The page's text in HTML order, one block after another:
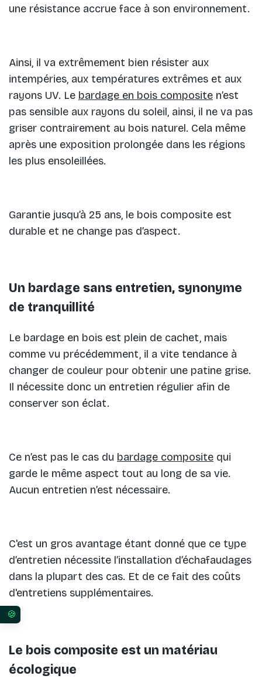
une résistance accrue face à son environnement.
Ainsi, il va extrêmement bien résister aux
intempéries, aux températures extrêmes et aux
rayons UV. Le bardage en bois composite n’est
pas sensible aux rayons du soleil, ainsi, il ne va pas
griser contrairement au bois naturel. Cela même
après une exposition prolongée dans les régions
les plus ensoleillées.
Garantie jusqu’à 25 ans, le bois composite est
durable et ne change pas d’aspect.
Un bardage sans entretien, synonyme
de tranquillité
Le bardage en bois est plein de cachet, mais
comme vu précédemment, il a vite tendance à
changer de couleur pour obtenir une patine grise.
Il nécessite donc un entretien régulier afin de
conserver son éclat.
Ce n’est pas le cas du bardage composite qui
garde le même aspect tout au long de sa vie.
Aucun entretien n’est nécessaire.
C'est un gros avantage étant donné que ce type
d’entretien nécessite l’installation d’échafaudages
dans la plupart des cas. Et de ce fait des coûts
d'entretiens supplémentaires.
Le bois composite est un matériau
écologique